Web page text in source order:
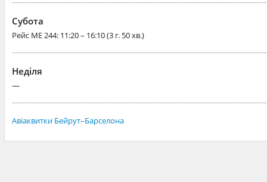
Субота
Рейс ME 244: 11:20 – 16:10 (3 г. 50 хв.)
Неділя
—
Авіаквитки Бейрут–Барселона